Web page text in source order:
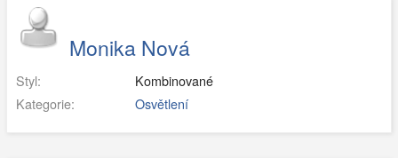
Monika Nová
Styl:
Kombinované
Kategorie:
Osvětlení